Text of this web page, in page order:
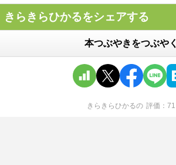
きらきらひかるをシェアする
本つぶやきをつぶやく
きらきらひかるの 評価 71